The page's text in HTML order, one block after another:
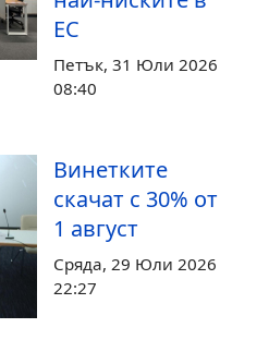
ЕС
Петък, 31 Юли 2026
08:40
Винетките
скачат с 30% от
1 август
Сряда, 29 Юли 2026
22:27